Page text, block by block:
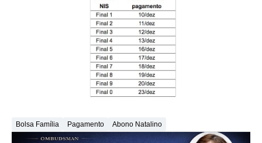
Bolsa Família Pagamento Abono Natalino